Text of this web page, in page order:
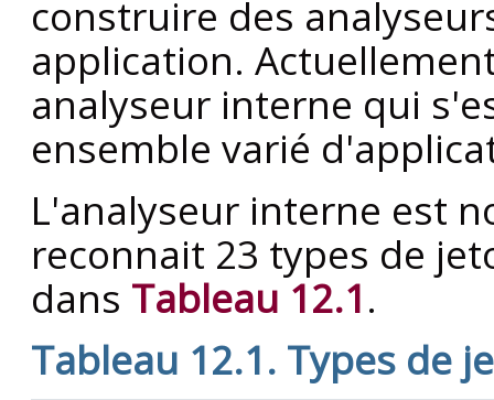
construire des
application.
analyseur interne qui
ensemble varié
L'analyseur interne est
reconnait 23 types de
dans Tableau 12.1.
Tableau 12.1. Types de